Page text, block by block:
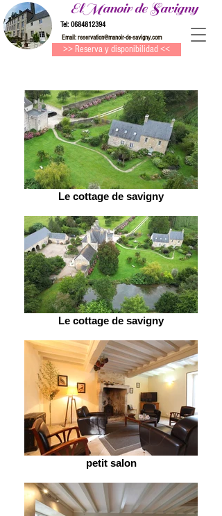
ElManoir de Savigny
Tel: 0684812394
Email:reservation@manoir-de-savigny.com
>> Reserva y disponibilidad <<
Le cottage de savigny
Le cottage de savigny
petit salon